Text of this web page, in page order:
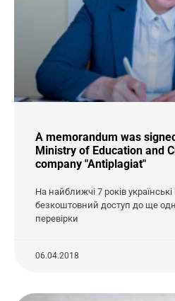
A memorandum was
Ministry of Education and
company "Antiplagiat"
На найближчі 7 років
безкоштовний доступ до ще
перевірки
06.04.2018